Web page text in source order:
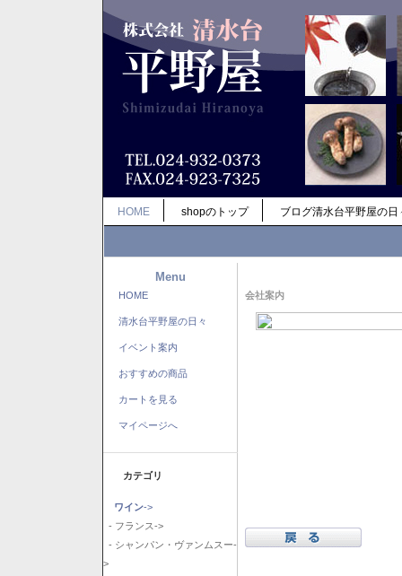
HOME shopのトップ ブログ清水台平野屋の日
Menu
HOME
清水台平野屋の日々
イベント案内
おすすめの商品
カートを見る
マイページへ
カテゴリ
ワイン->
- フランス->
- シャンパン・ヴァンムスー-
>
会社案内